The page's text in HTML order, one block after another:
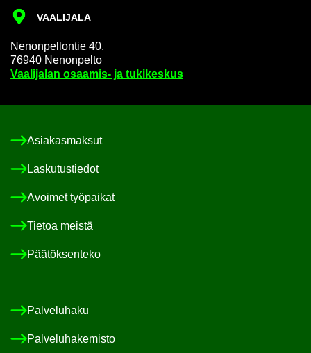
VAA­LI­JA­LA
Ne­non­pel­lon­tie 40,
76940 Ne­non­pel­to
Vaa­li­ja­lan osaamis-​ ja tu­ki­kes­kus
Asia­kas­mak­sut
Las­ku­tus­tie­dot
Avoi­met työ­pai­kat
Tie­toa meis­tä
Pää­tök­sen­te­ko
Pal­ve­lu­ha­ku
Pal­ve­lu­ha­ke­mis­to